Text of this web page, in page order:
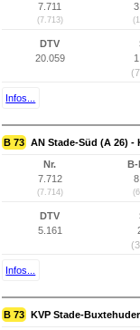
7.711
(7.713)
DTV
20.059
Infos...
B 73 AN Stade-Süd (A 26) -
Nr.
7.712
(7.714)
DTV
5.161
Infos...
B 73 KVP Stade-